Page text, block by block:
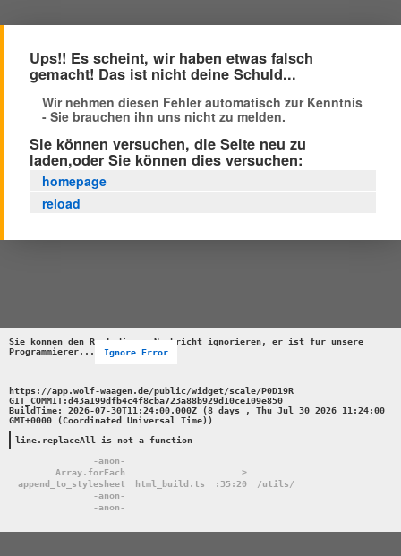
Ups!! Es scheint, wir haben etwas falsch
gemacht! Das ist nicht deine Schuld...
Wir nehmen diesen Fehler automatisch zur Kenntnis
- Sie brauchen ihn uns nicht zu melden.
Sie können versuchen, die Seite neu zu
laden,oder Sie können dies versuchen:
homepage
reload
Sie können den Rest dieser Nachricht ignorieren, er ist für unsere
Programmierer...
Ignore Error
https://app.wolf-waagen.de/public/widget/scale/P0D19R
GIT_COMMIT:d43a199dfb4c4f8cba723a88b929d10ce109e850
BuildTime: 2026-07-30T11:24:00.000Z (8 days , Thu Jul 30 2026 11:24:00
GMT+0000 (Coordinated Universal Time))
line.replaceAll is not a function
-anon-
Array.forEach
>
append_to_stylesheet
html_build.ts :35:20
/utils/
-anon-
-anon-